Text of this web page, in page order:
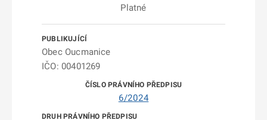
Platné
Obec Oucmanice
IČO: 00401269
6/2024